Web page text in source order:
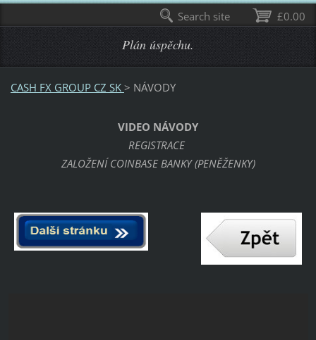
Plán úspěchu.
CASH FX GROUP CZ SK > NÁVODY
VIDEO NÁVODY
REGISTRACE
ZALOŽENÍ COINBASE BANKY (PENĚŽENKY)
£0.00
Search site